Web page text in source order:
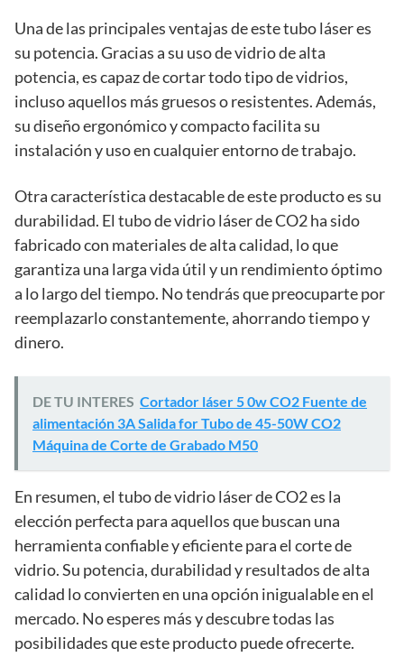
Una de las principales ventajas de este tubo láser es
su potencia. Gracias a su uso de vidrio de alta
potencia, es capaz de cortar todo tipo de vidrios,
incluso aquellos más gruesos o resistentes. Además,
su diseño ergonómico y compacto facilita su
instalación y uso en cualquier entorno de trabajo.
Otra característica destacable de este producto es su
durabilidad. El tubo de vidrio láser de CO2 ha sido
fabricado con materiales de alta calidad, lo que
garantiza una larga vida útil y un rendimiento óptimo
a lo largo del tiempo. No tendrás que preocuparte por
reemplazarlo constantemente, ahorrando tiempo y
dinero.
DE TU INTERES Cortador láser 5 0w CO2 Fuente de
alimentación 3A Salida for Tubo de 45-50W CO2
Máquina de Corte de Grabado M50
En resumen, el tubo de vidrio láser de CO2 es la
elección perfecta para aquellos que buscan una
herramienta confiable y eficiente para el corte de
vidrio. Su potencia, durabilidad y resultados de alta
calidad lo convierten en una opción inigualable en el
mercado. No esperes más y descubre todas las
posibilidades que este producto puede ofrecerte.